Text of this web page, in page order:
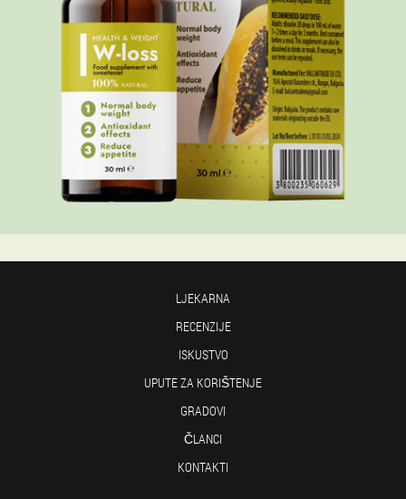
LJEKARNA
RECENZIJE
ISKUSTVO
UPUTE ZA KORIŠTENJE
GRADOVI
ČLANCI
KONTAKTI